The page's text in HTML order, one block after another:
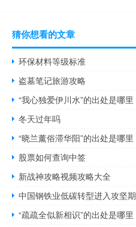
猜你想看的文章
环保材料等级标准
盗墓笔记旅游攻略
“我心独爱伊川水”的出处是哪里
冬天过年吗
“晓兰薰俗滞华阳”的出处是哪里
股票如何查询中签
新战神攻略视频攻略大全
中国钢铁业低碳转型进入攻坚期
“疏疏全似新相识”的出处是哪里